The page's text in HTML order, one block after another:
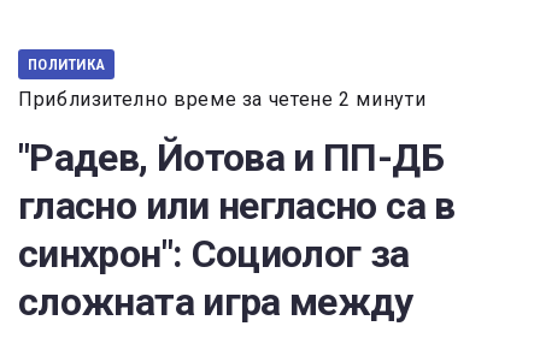
ПОЛИТИКА
Приблизително време за четене 2 минути
"Радев, Йотова и ПП-ДБ
гласно или негласно са в
синхрон": Социолог за
сложната игра между